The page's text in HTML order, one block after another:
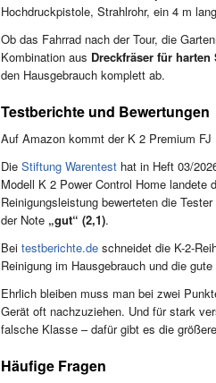
Hochdruckpistole, Strahlrohr, ein 4 m
Ob das Fahrrad nach der Tour, die
Kombination aus Dreckfräser für harten
den Hausgebrauch komplett ab.
Testberichte und Bewertungen
Auf Amazon kommt der K 2 Premium FJ
Die Stiftung Warentest hat in Heft 03/
Modell K 2 Power Control Home landete
Reinigungsleistung bewerteten die
der Note „gut“ (2,1).
Bei testberichte.de schneidet die K-2-
Reinigung im Hausgebrauch und die
Ehrlich bleiben muss man bei zwei
Gerät oft nachzuziehen. Und für stark
falsche Klasse – dafür gibt es die
Häufige Fragen